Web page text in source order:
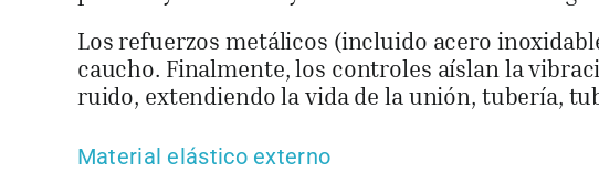
Los refuerzos metálicos (incluido acero
caucho. Finalmente, los controles aíslan la
ruido, extendiendo la vida de la unión, tubería,
Material elástico externo